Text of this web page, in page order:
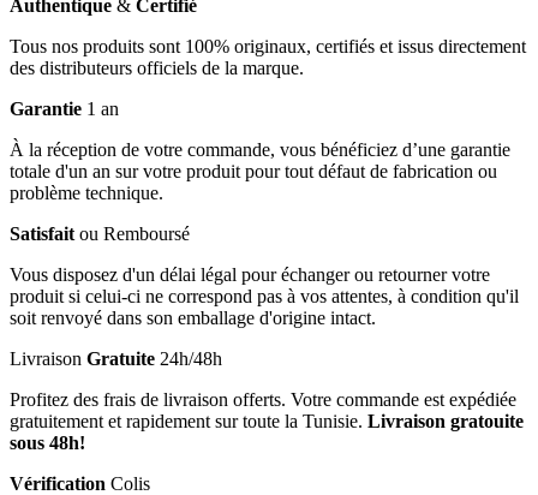
Authentique & Certifié
Tous nos produits sont 100% originaux, certifiés et issus directement
des distributeurs officiels de la marque.
Garantie 1 an
À la réception de votre commande, vous bénéficiez d’une garantie
totale d'un an sur votre produit pour tout défaut de fabrication ou
problème technique.
Satisfait ou Remboursé
Vous disposez d'un délai légal pour échanger ou retourner votre
produit si celui-ci ne correspond pas à vos attentes, à condition qu'il
soit renvoyé dans son emballage d'origine intact.
Livraison Gratuite 24h/48h
Profitez des frais de livraison offerts. Votre commande est expédiée
gratuitement et rapidement sur toute la Tunisie. Livraison gratouite
sous 48h!
Vérification Colis